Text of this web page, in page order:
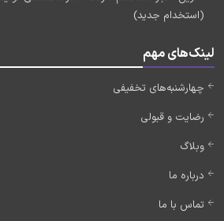
(استخدام جدید)
لینک‌های مهم
چهارشنبه‌های تخفیفی
رضایت و قبولی
وبلاگ
درباره ما
تماس با ما